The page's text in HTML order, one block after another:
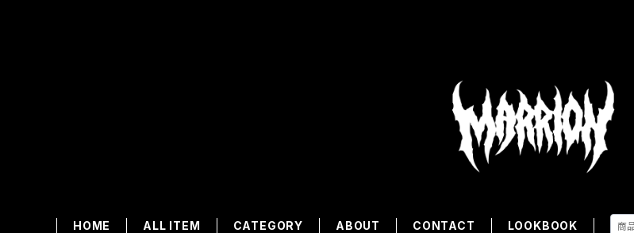
HOME ALL ITEM CATEGORY ABOUT CONTACT LOOKBOOK